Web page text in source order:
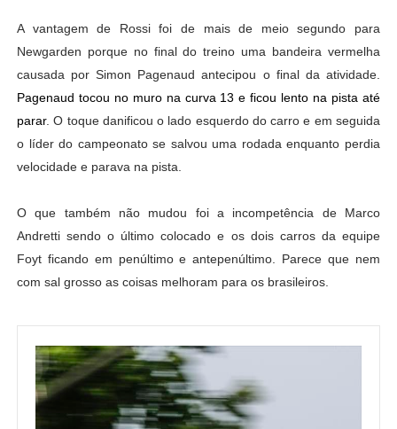
A vantagem de Rossi foi de mais de meio segundo para
Newgarden porque no final do treino uma bandeira vermelha
causada por Simon Pagenaud antecipou o final da atividade.
Pagenaud tocou no muro na curva 13 e ficou lento na pista até
parar. O toque danificou o lado esquerdo do carro e em seguida
o líder do campeonato se salvou uma rodada enquanto perdia
velocidade e parava na pista.
O que também não mudou foi a incompetência de Marco
Andretti sendo o último colocado e os dois carros da equipe
Foyt ficando em penúltimo e antepenúltimo. Parece que nem
com sal grosso as coisas melhoram para os brasileiros.